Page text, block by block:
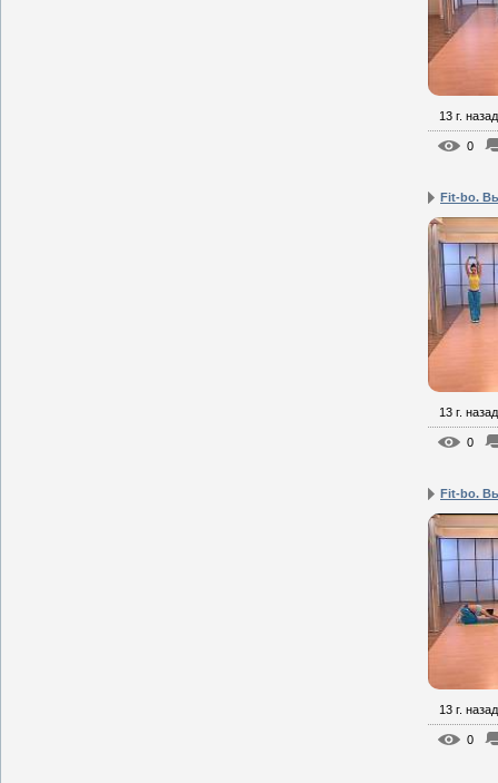
13 г. назад
0
Fit-bo.
13 г. назад
0
Fit-bo.
13 г. назад
0